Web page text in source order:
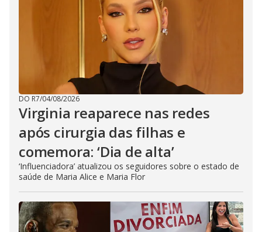
DO R7/04/08/2026
Virginia reaparece nas redes
após cirurgia das filhas e
comemora: ‘Dia de alta’
‘Influenciadora’ atualizou os seguidores sobre o estado de
saúde de Maria Alice e Maria Flor